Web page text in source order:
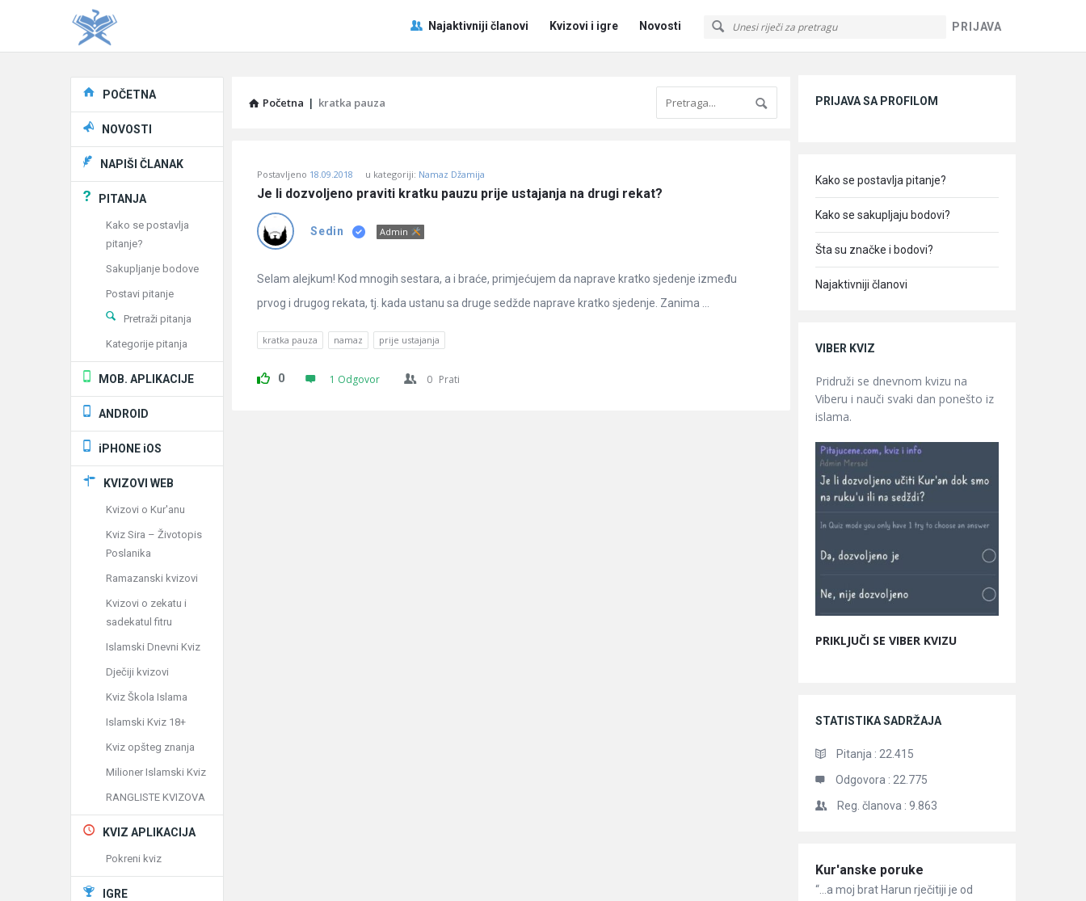
PRIJAVA
Pitaj
Učene
Najaktivniji članovi Kvizovi i igre Novosti
Početna | kratka pauza
Učene
Latest
Pitanja
Postavljeno 18.09.2018 u kategoriji: Namaz Džamija
Je li dozvoljeno praviti kratku pauzu prije ustajanja na drugi rekat?
Sedin Admin
Selam alejkum! Kod mnogih sestara, a i braće, primjećujem da naprave kratko sjedenje između
prvog i drugog rekata, tj. kada ustanu sa druge sedžde naprave kratko sjedenje. Zanima ...
kratka pauza namaz prije ustajanja
0 1 Odgovor 0 Prati
PRIJAVA SA PROFILOM
Kako se postavlja pitanje?
Kako se sakupljaju bodovi?
Šta su značke i bodovi?
Najaktivniji članovi
VIBER KVIZ
Pridruži se dnevnom kvizu na
Viberu i nauči svaki dan ponešto iz
islama.
PRIKLJUČI SE VIBER KVIZU
STATISTIKA SADRŽAJA
Pitanja : 22.415
Odgovora : 22.775
Reg. članova : 9.863
Članci
Kur'anske poruke
“…a moj brat Harun rječitiji je od
Explore
POČETNA
NOVOSTI
NAPIŠI ČLANAK
PITANJA
Kako se postavlja
pitanje?
Sakupljanje bodove
Postavi pitanje
Pretraži pitanja
Kategorije pitanja
MOB. APLIKACIJE
ANDROID
iPHONE iOS
KVIZOVI WEB
Kvizovi o Kur'anu
Kviz Sira – Životopis
Poslanika
Ramazanski kvizovi
Kvizovi o zekatu i
sadekatul fitru
Islamski Dnevni Kviz
Dječiji kvizovi
Kviz Škola Islama
Islamski Kviz 18+
Kviz opšteg znanja
Milioner Islamski Kviz
RANGLISTE KVIZOVA
KVIZ APLIKACIJA
Pokreni kviz
IGRE